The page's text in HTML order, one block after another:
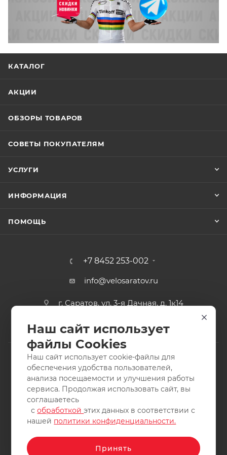
КАТАЛОГ
АКЦИИ
ОБЗОРЫ ТОВАРОВ
СОВЕТЫ ПОКУПАТЕЛЯМ
УСЛУГИ
ИНФОРМАЦИЯ
ПОМОЩЬ
+7 8452 253-002
info@velosaratov.ru
г. Саратов, ул. 3-я Дачная, д. 1к14
2011-2026 © интернет-магазин спортивных товаров
ВелоСаратов. Не является публичной офертой. Все права
защищены. Заимствование материалов и фотографий
запрещено.
Наш сайт использует
файлы Cookies
Наш сайт использует cookie-файлы для
обеспечения удобства пользователей,
анализа посещаемости и улучшения работы
сервиса. Продолжая использовать сайт, вы
соглашаетесь
собработкойэтих данных в соответствии с
нашей политики конфиденциальности.
Принять